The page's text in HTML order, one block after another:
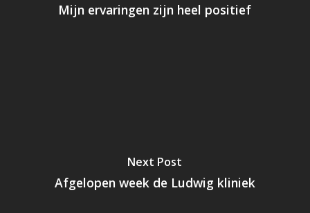
Mijn ervaringen zijn heel positief
Next Post
Afgelopen week de Ludwig kliniek